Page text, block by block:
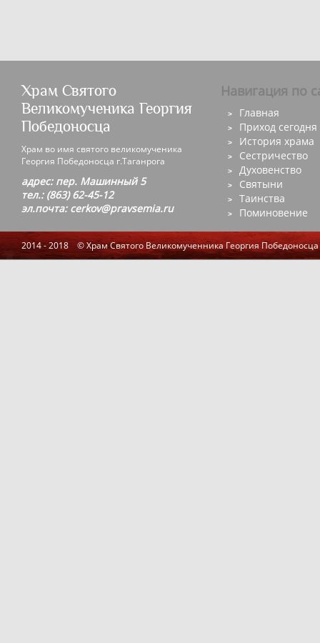
Храм Святого
Великомученика Георгия
Победоносца
Храм во имя святого великомученика
Георгия Победоносца г.Таганрога
адрес: пер. Машинный 5
тел.: (863) 62-45-12
эл.почта: cerkov@pravsemia.ru
Навигация по
Главная
Приход сегодня
История храма
Сестричество
Духовенство
Святыни
Таинства
Поминовение
2014 - 2018 © Храм Святого Великомученника Георгия Победоносца